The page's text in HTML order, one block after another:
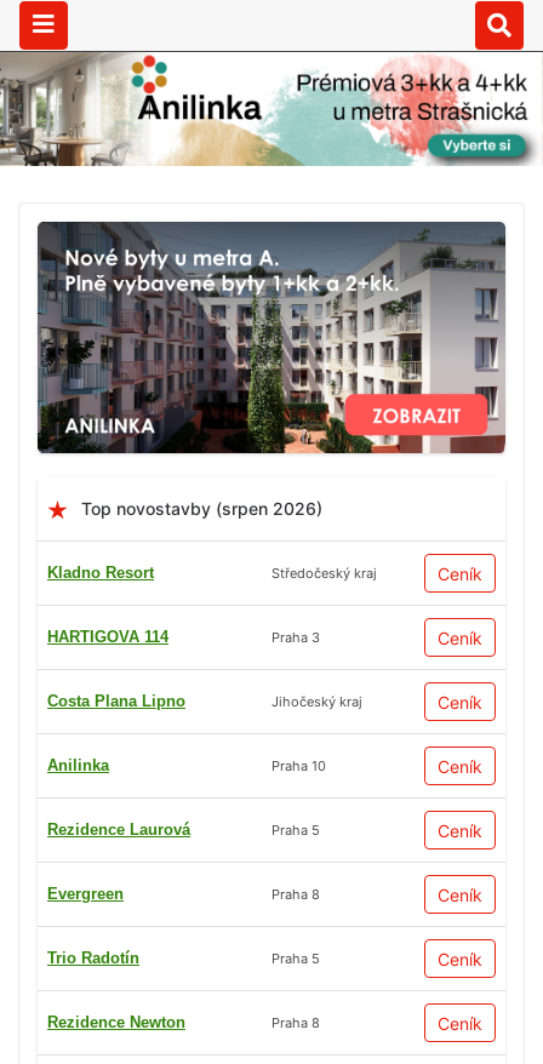
Top novostavby (srpen 2026)
Kladno Resort Středočeský kraj Ceník
HARTIGOVA 114 Praha 3 Ceník
Costa Plana Lipno Jihočeský kraj Ceník
Anilinka Praha 10 Ceník
Rezidence Laurová Praha 5 Ceník
Evergreen Praha 8 Ceník
Trio Radotín Praha 5 Ceník
Rezidence Newton Praha 8 Ceník